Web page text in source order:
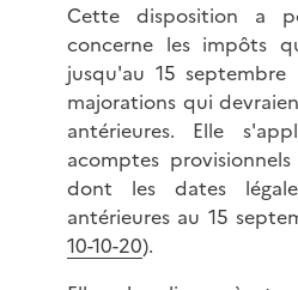
Cette disposition a
concerne les impôts
jusqu'au 15
majorations qui
antérieures. Elle
acomptes
dont les dates
antérieures au 15
10-10-20).